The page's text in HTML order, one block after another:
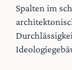
Spalten im